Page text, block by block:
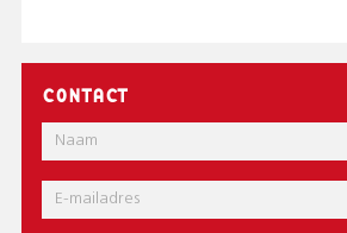
CONTACT
Naam
E-
mail